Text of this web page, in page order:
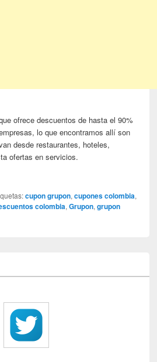
ofrece descuentos de hasta el 90%
lo que encontramos allí son
desde restaurantes, hoteles,
ofertas en servicios.
cupon grupon,cupones colombia,
colombia,Grupon,grupon